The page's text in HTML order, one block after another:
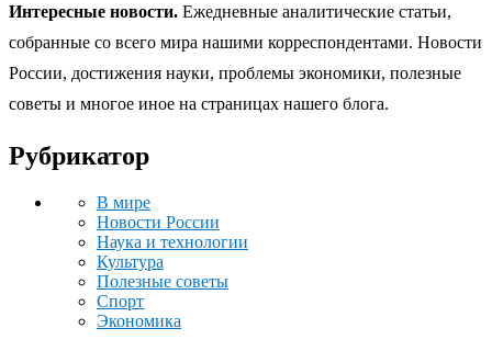
Интересные новости. Ежедневные аналитические статьи,
собранные со всего мира нашими корреспондентами. Новости
России, достижения науки, проблемы экономики, полезные
советы и многое иное на страницах нашего блога.
Рубрикатор
В мире
Новости России
Наука и технологии
Культура
Полезные советы
Спорт
Экономика